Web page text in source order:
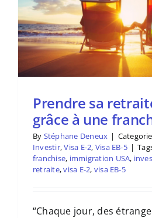
Prendre sa
grâce à une
By Stéphane Deneux |
Investir,Visa E-2, Visa EB-5 |
franchise, immigration USA,
retraite,visa E-2, visa EB-5
“Chaque jour, des